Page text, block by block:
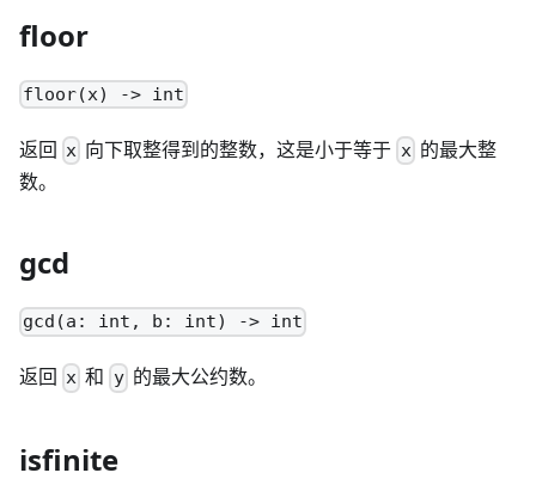
floor
floor(x) -> int
返回 x 向下取整得到的整数，这是小于等于 x的最大整
数。
gcd
gcd(a: int, b: int) -> int
返回 x 和 y的最大公约数。
isfinite